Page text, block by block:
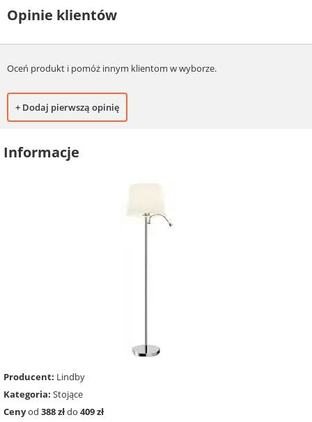
Opinie klientów
Oceń produkt i pomóż innym klientom w wyborze.
+ Dodaj pierwszą opinię
Informacje
Producent: Lindby
Kategoria: Stojące
Cenyod 388 złdo 409 zł